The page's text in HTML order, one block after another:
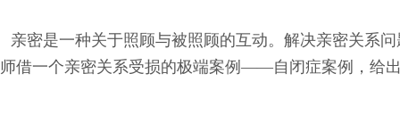
亲密是一种关于照顾与被照顾的互动。解决亲密关系
师借一个亲密关系受损的极端案例——自闭症案例，给